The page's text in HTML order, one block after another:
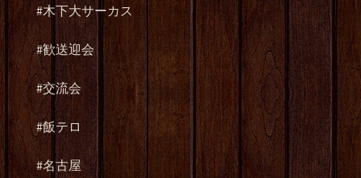
#木下大サーカス
#歓送迎会
#交流会
#飯テロ
#名古屋